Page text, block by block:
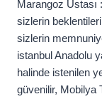
Marangoz
sizlerin
sizlerin
istanbul Anadolu
halinde istenilen
güvenilir, Mobilya